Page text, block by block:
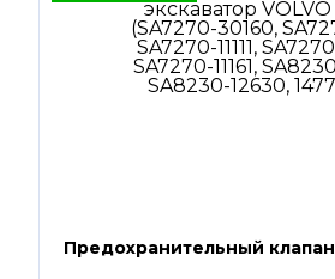
Предохранительный клапан